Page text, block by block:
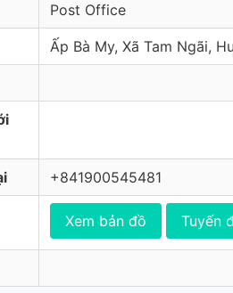
Post Office
Ấp Bà My, Xã Tam Ngãi,
+841900545481
Xem bản đồ Tuyến